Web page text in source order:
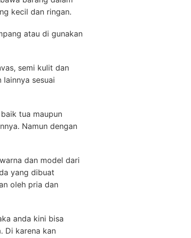
kecil dan ringan.
atau di gunakan
semi kulit dan
lainnya sesuai
tua maupun
Namun dengan
dan model dari
yang dibuat
oleh pria dan
anda kini bisa
Di karena kan